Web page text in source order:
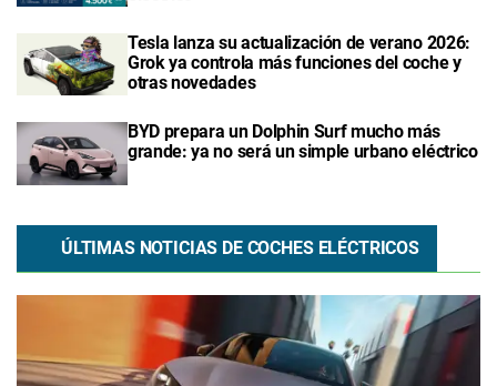
Tesla lanza su actualización de verano 2026:
Grok ya controla más funciones del coche y
otras novedades
BYD prepara un Dolphin Surf mucho más
grande: ya no será un simple urbano eléctrico
ÚLTIMAS NOTICIAS DE COCHES ELÉCTRICOS